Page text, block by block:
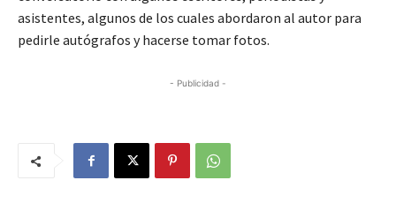
asistentes, algunos de los cuales abordaron al autor para
pedirle autógrafos y hacerse tomar fotos.
- Publicidad -